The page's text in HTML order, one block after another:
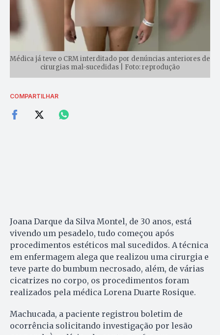
Médica já teve o CRM interditado por denúncias anteriores de
cirurgias mal-sucedidas | Foto: reprodução
COMPARTILHAR
Joana Darque da Silva Montel, de 30 anos, está
vivendo um pesadelo, tudo começou após
procedimentos estéticos mal sucedidos. A técnica
em enfermagem alega que realizou uma cirurgia e
teve parte do bumbum necrosado, além, de várias
cicatrizes no corpo, os procedimentos foram
realizados pela médica Lorena Duarte Rosique.
Machucada, a paciente registrou boletim de
ocorrência solicitando investigação por lesão